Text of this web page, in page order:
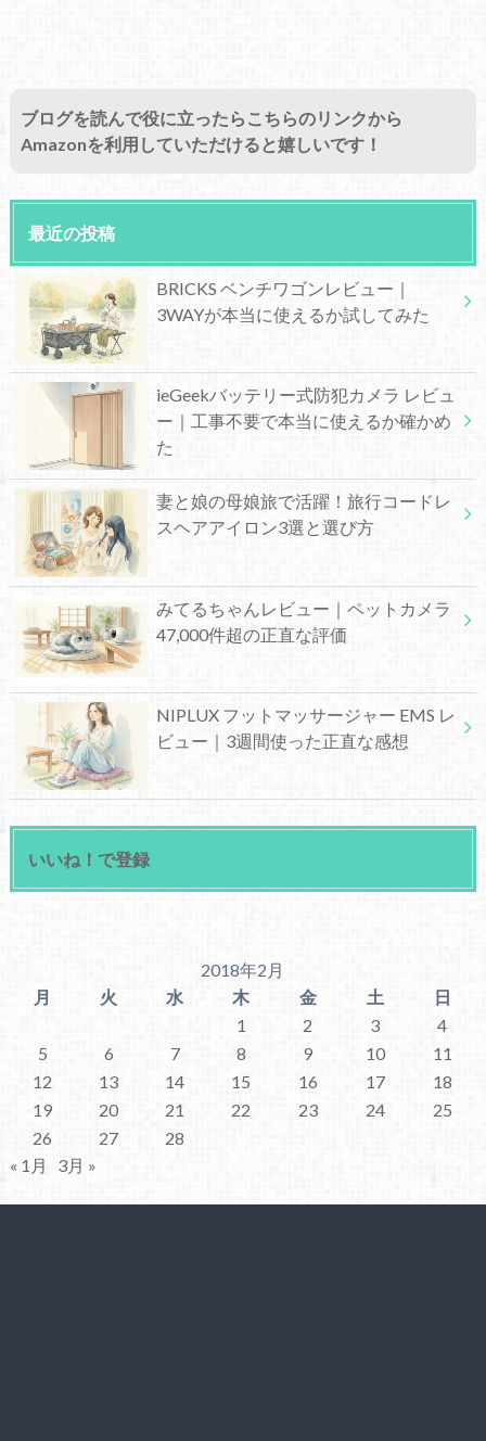
ブログを読んで役に立ったらこちらのリンクから
Amazonを利用していただけると嬉しいです！
最近の投稿
BRICKS ベンチワゴンレビュー｜
3WAYが本当に使えるか試してみた
ieGeekバッテリー式防犯カメラ レビュ
ー｜工事不要で本当に使えるか確かめ
た
妻と娘の母娘旅で活躍！旅行コードレ
スヘアアイロン3選と選び方
みてるちゃんレビュー｜ペットカメラ
47,000件超の正直な評価
NIPLUX フットマッサージャー EMS レ
ビュー｜3週間使った正直な感想
いいね！で登録
2018年2月
月
火 水 木 金 土
日
1
2 3
4
5
6 7 8 9 10
11
12
13 14 15 16 17
18
19
20 21 22 23 24
25
26
27
28
« 1月
3月 »